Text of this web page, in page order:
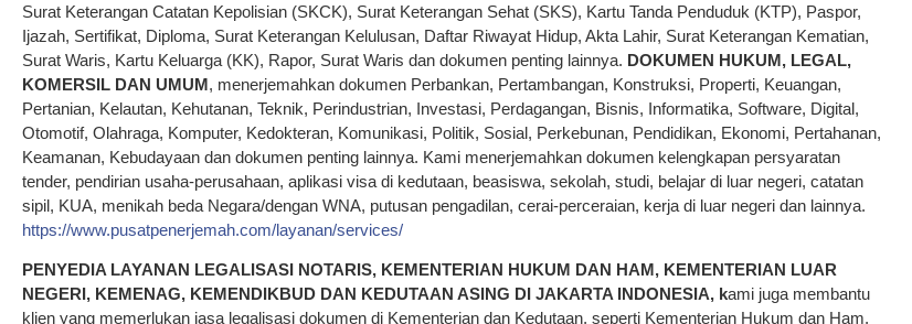
Surat Keterangan Catatan Kepolisian (SKCK), Surat Keterangan Sehat (SKS), Kartu Tanda Penduduk (KTP), Paspor,
Ijazah, Sertifikat, Diploma, Surat Keterangan Kelulusan, Daftar Riwayat Hidup, Akta Lahir, Surat Keterangan Kematian,
Surat Waris, Kartu Keluarga (KK), Rapor, Surat Waris dan dokumen penting lainnya. DOKUMEN HUKUM, LEGAL,
KOMERSIL DAN UMUM, menerjemahkan dokumen Perbankan, Pertambangan, Konstruksi, Properti, Keuangan,
Pertanian, Kelautan, Kehutanan, Teknik, Perindustrian, Investasi, Perdagangan, Bisnis, Informatika, Software, Digital,
Otomotif, Olahraga, Komputer, Kedokteran, Komunikasi, Politik, Sosial, Perkebunan, Pendidikan, Ekonomi, Pertahanan,
Keamanan, Kebudayaan dan dokumen penting lainnya. Kami menerjemahkan dokumen kelengkapan persyaratan
tender, pendirian usaha-perusahaan, aplikasi visa di kedutaan, beasiswa, sekolah, studi, belajar di luar negeri, catatan
sipil, KUA, menikah beda Negara/dengan WNA, putusan pengadilan, cerai-perceraian, kerja di luar negeri dan lainnya.
https://www.pusatpenerjemah.com/layanan/services/
PENYEDIA LAYANAN LEGALISASI NOTARIS, KEMENTERIAN HUKUM DAN HAM, KEMENTERIAN LUAR
NEGERI, KEMENAG, KEMENDIKBUD DAN KEDUTAAN ASING DI JAKARTA INDONESIA, kami juga membantu
klien yang memerlukan jasa legalisasi dokumen di Kementerian dan Kedutaan, seperti Kementerian Hukum dan Ham,